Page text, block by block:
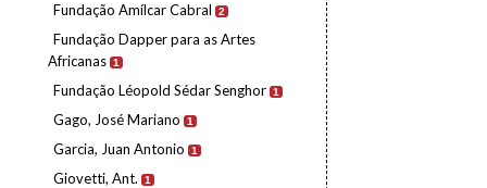
Fundação Amílcar Cabral 2
Fundação Dapper para as Artes
Africanas 1
Fundação Léopold Sédar Senghor 1
Gago, José Mariano 1
Garcia, Juan Antonio 1
Giovetti, Ant. 1